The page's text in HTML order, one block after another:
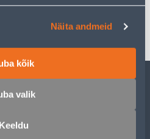
Näita andmeid
kõik
valik
Keeldu